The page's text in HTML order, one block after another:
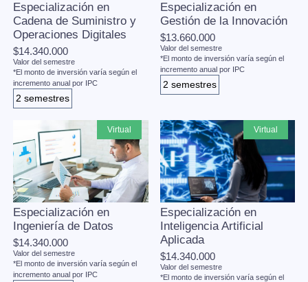
Especialización en
Cadena de Suministro y
Operaciones Digitales
$14.340.000
Valor del semestre
*El monto de inversión varía según el
incremento anual por IPC
2 semestres
Especialización en
Gestión de la Innovación
$13.660.000
Valor del semestre
*El monto de inversión varía según el
incremento anual por IPC
2 semestres
virtual
Especialización en
Ingeniería de Datos
$14.340.000
Valor del semestre
*El monto de inversión varía según el
incremento anual por IPC
virtual
Especialización en
Inteligencia Artificial
Aplicada
$14.340.000
Valor del semestre
*El monto de inversión varía según el